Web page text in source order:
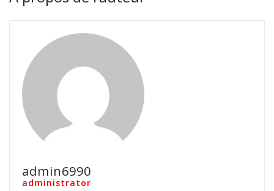
admin6990
administrator